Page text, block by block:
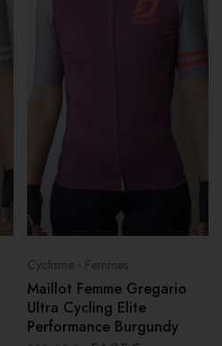
Cyclisme - Femmes
Maillot Femme Gregario
Ultra Cycling Elite
Performance Burgundy